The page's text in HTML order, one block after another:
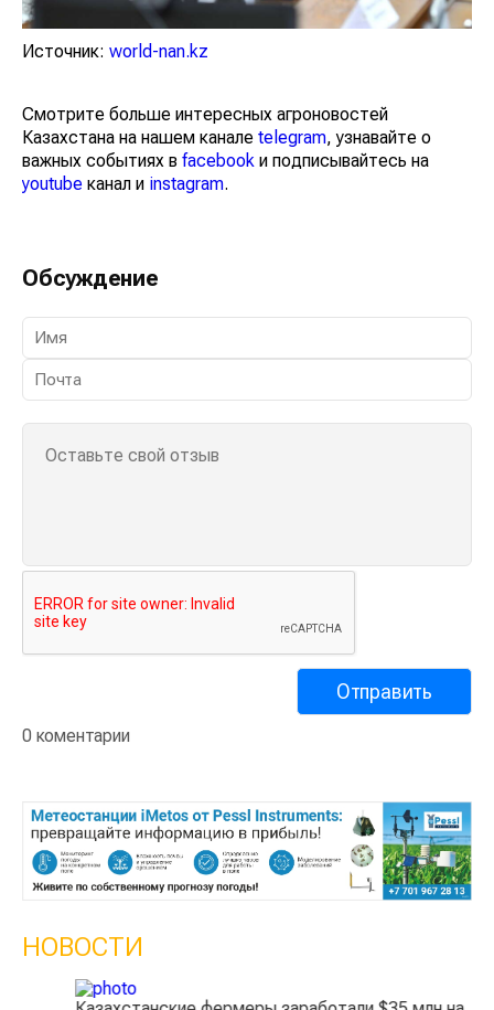
Источник: world-nan.kz
Смотрите больше интересных агроновостей
Казахстана на нашем канале telegram, узнавайте о
важных событиях в facebook и подписывайтесь на
youtube канал и instagram.
Обсуждение
0 коментарии
НОВОСТИ